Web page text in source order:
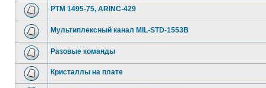
РТМ 1495-75, ARINC-429
Мультиплексный канал MIL-STD-1553B
Разовые команды
Кристаллы на плате